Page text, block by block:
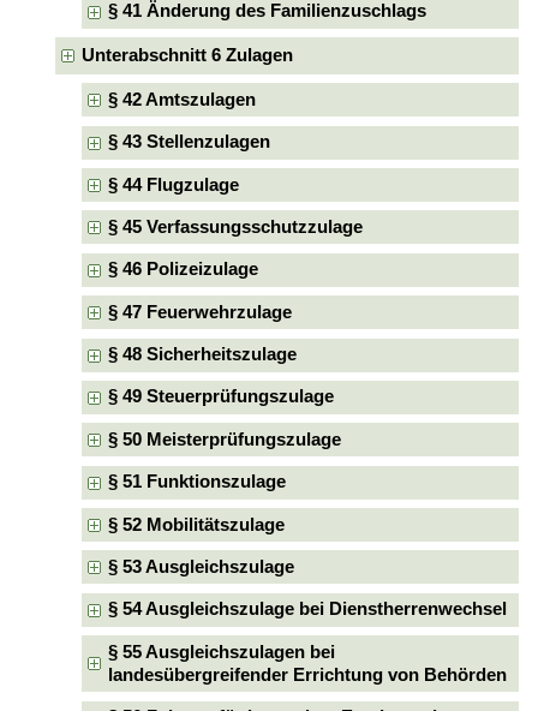
§ 41 Änderung des Familienzuschlags
Unterabschnitt 6 Zulagen
§ 42 Amtszulagen
§ 43 Stellenzulagen
§ 44 Flugzulage
§ 45 Verfassungsschutzzulage
§ 46 Polizeizulage
§ 47 Feuerwehrzulage
§ 48 Sicherheitszulage
§ 49 Steuerprüfungszulage
§ 50 Meisterprüfungszulage
§ 51 Funktionszulage
§ 52 Mobilitätszulage
§ 53 Ausgleichszulage
§ 54 Ausgleichszulage bei Dienstherrenwechsel
§ 55 Ausgleichszulagen bei
landesübergreifender Errichtung von Behörden